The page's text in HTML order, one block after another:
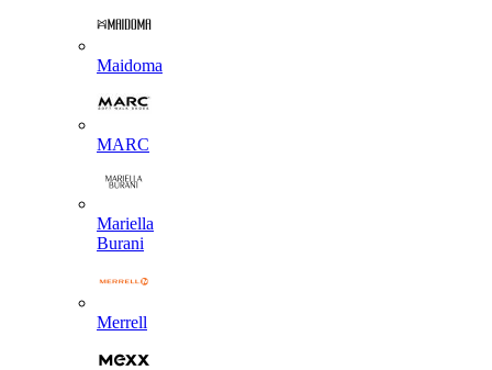
Maidoma
MARC
Mariella
Burani
Merrell